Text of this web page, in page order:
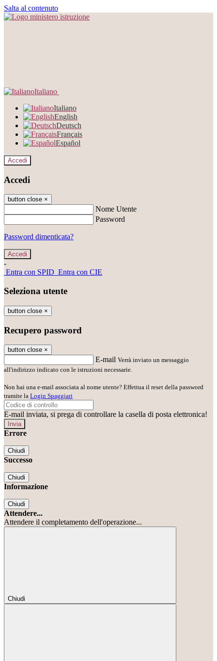
Salta al contenuto
Italiano
Italiano
English
Deutsch
Français
Español
Accedi
Accedi
button close ×
Nome Utente
Password
Password dimenticata?
-
Entra con SPID Entra con CIE
Seleziona utente
button close ×
Recupero password
button close ×
E-mail Verrà inviato un messaggio
all'indirizzo indicato con le istruzioni necessarie.
Non hai una e-mail associata al nome utente? Effettua il reset della password
tramite la Login Spaggiari
E-mail inviata, si prega di controllare la casella di posta elettronica!
Errore
Chiudi
Successo
Chiudi
Informazione
Chiudi
Attendere...
Attendere il completamento dell'operazione...
Chiudi